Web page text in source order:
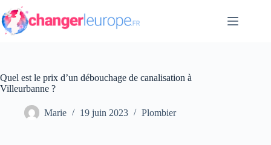
Passer
au
contenu
Quel est le prix d’un débouchage de canalisation à
Villeurbanne ?
Marie 19 juin 2023 Plombier